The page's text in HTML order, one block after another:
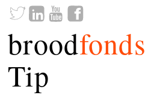
broodfonds
Tip